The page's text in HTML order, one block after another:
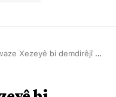
Xezeyê bi demdirêjî kontrol bike